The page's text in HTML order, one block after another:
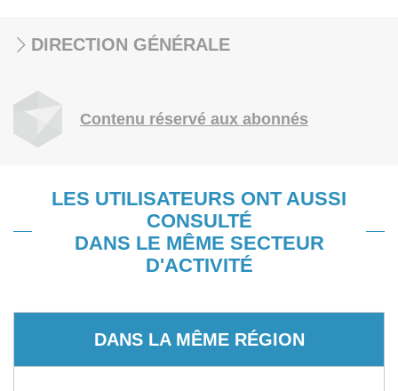
DIRECTION GÉNÉRALE
Contenu réservé aux abonnés
LES UTILISATEURS ONT AUSSI
CONSULTÉ
DANS LE MÊME SECTEUR
D'ACTIVITÉ
DANS LA MÊME RÉGION